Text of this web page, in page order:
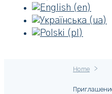
Home >